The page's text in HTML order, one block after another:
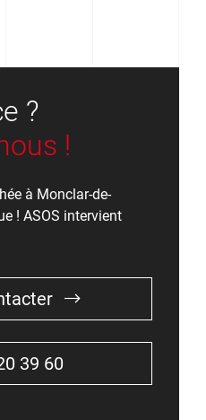
?
!
à Monclar-de-
! ASOS intervient
39 60